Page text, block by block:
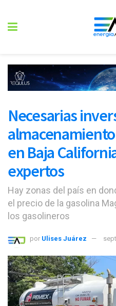
Necesarias
en Baja
expertos
Hay zonas del país en
el precio de la gasolina
los gasolineros
por Ulises Juárez